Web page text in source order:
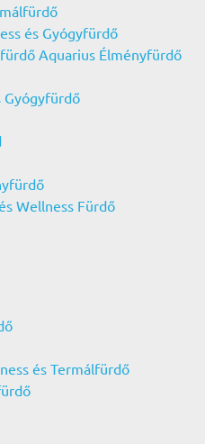
és Gyógyfürdő
Aquarius Élményfürdő
Gyógyfürdő
Wellness Fürdő
és Termálfürdő